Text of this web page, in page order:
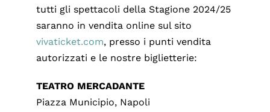
tutti gli spettacoli della Stagione 2024/25
saranno in vendita online sul sito
vivaticket.com, presso i punti vendita
autorizzati e le nostre biglietterie:
TEATRO MERCADANTE
Piazza Municipio, Napoli